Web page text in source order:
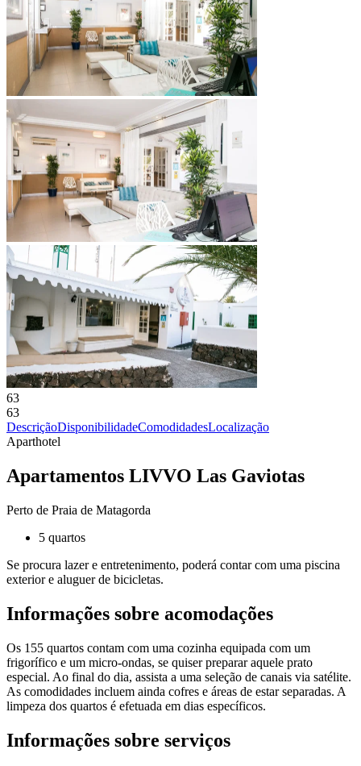
63
63
DescriçãoDisponibilidadeComodidadesLocalização
Aparthotel
Apartamentos LIVVO Las Gaviotas
Perto de Praia de Matagorda
5 quartos
Se procura lazer e entretenimento, poderá contar com uma piscina
exterior e aluguer de bicicletas.
Informações sobre acomodações
Os 155 quartos contam com uma cozinha equipada com um
frigorífico e um micro-ondas, se quiser preparar aquele prato
especial. Ao final do dia, assista a uma seleção de canais via satélite.
As comodidades incluem ainda cofres e áreas de estar separadas. A
limpeza dos quartos é efetuada em dias específicos.
Informações sobre serviços